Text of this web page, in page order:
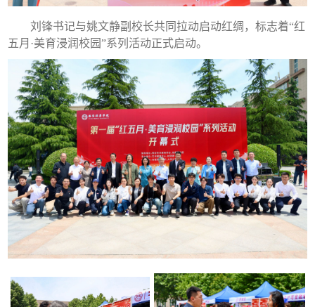
刘锋书记与姚文静副校长共同拉动启动红绸，标志着“红
五月·美育浸润校园”系列活动正式启动。